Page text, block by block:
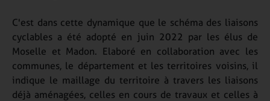
C'est dans cette dynamique que le schéma des liaisons
cyclables a été adopté en juin 2022 par les élus de
Moselle et Madon. Elaboré en collaboration avec les
communes, le département et les territoires voisins, il
indique le maillage du territoire à travers les liaisons
déjà aménagées, celles en cours de travaux et celles à